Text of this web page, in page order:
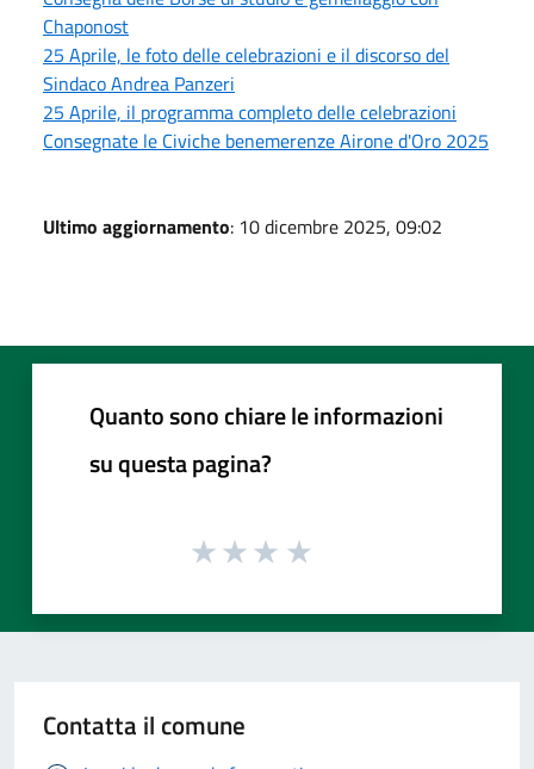
Chaponost
25 Aprile, le foto delle celebrazioni e il discorso del
Sindaco Andrea Panzeri
25 Aprile, il programma completo delle celebrazioni
Consegnate le Civiche benemerenze Airone d'Oro 2025
Ultimo aggiornamento: 10 dicembre 2025, 09:02
Quanto sono chiare le informazioni
su questa pagina?
Contatta il comune